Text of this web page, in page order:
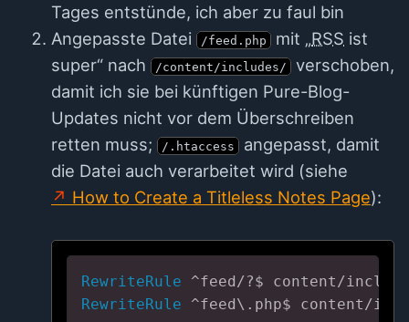
Tages entstünde, ich aber zu faul bin
Angepasste Datei
/feed.php mit „RSS ist
super“ nach
/content/includes/
verschoben,
damit ich sie bei künftigen Pure-Blog-
Updates nicht vor dem Überschreiben
retten muss;
/.htaccess
angepasst, damit
die Datei auch verarbeitet wird (siehe
How to Create a Titleless Notes Page):
RewriteRule ^feed/?$ content/
RewriteRule ^feed\.php$ content/